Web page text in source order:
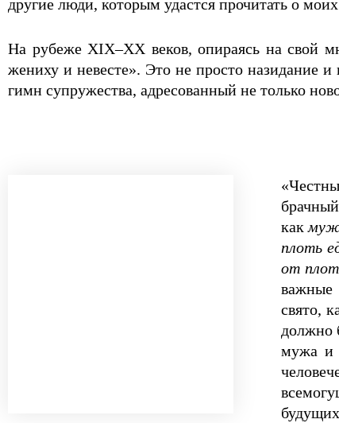
другие люди, которым удастся прочитать о
На рубеже XIX–XX веков, опираясь на свой
жениху и невесте». Это не просто назидание
гимн супружества, адресованный не только
какмуж
плоть
от
важные
свято,
должно
мужа и